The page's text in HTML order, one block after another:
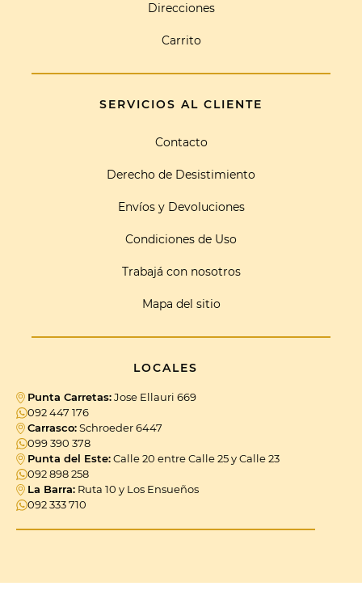
Direcciones
Carrito
SERVICIOS AL CLIENTE
Contacto
Derecho de Desistimiento
Envíos y Devoluciones
Condiciones de Uso
Trabajá con nosotros
Mapa del sitio
LOCALES
Punta Carretas:Jose Ellauri 669
092 447 176
Carrasco:Schroeder 6447
099 390 378
Punta del Este:Calle 20 entre Calle 25 y Calle 23
092 898 258
La Barra: Ruta 10 y Los Ensueños
092 333 710